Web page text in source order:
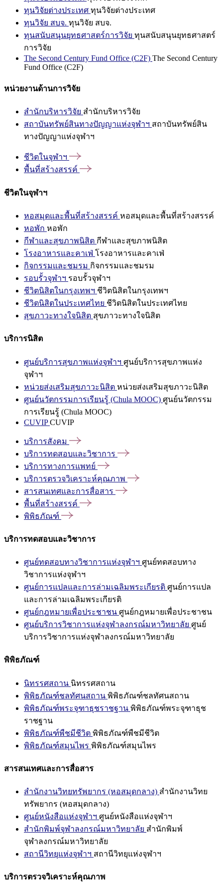
ทุนวิจัยต่างประเทศ ทุนวิจัยต่างประเทศ
ทุนวิจัย สบจ. ทุนวิจัย สบจ.
ทุนสนับสนุนยุทธศาสตร์การวิจัย ทุนสนับสนุนยุทธศาสตร์
การวิจัย
The Second Century Fund Office (C2F) The Second Century
Fund Office (C2F)
หน่วยงานด้านการวิจัย
สำนักบริหารวิจัย สำนักบริหารวิจัย
สถาบันทรัพย์สินทางปัญญาแห่งจุฬาฯ สถาบันทรัพย์สิน
ทางปัญญาแห่งจุฬาฯ
ชีวิตในจุฬาฯ
พื้นที่สร้างสรรค์
ชีวิตในจุฬาฯ
หอสมุดและพื้นที่สร้างสรรค์ หอสมุดและพื้นที่สร้างสรรค์
หอพัก หอพัก
กีฬาและสุขภาพนิสิต กีฬาและสุขภาพนิสิต
โรงอาหารและคาเฟ่ โรงอาหารและคาเฟ่
กิจกรรมและชมรม กิจกรรมและชมรม
รอบรั้วจุฬาฯ รอบรั้วจุฬาฯ
ชีวิตนิสิตในกรุงเทพฯ ชีวิตนิสิตในกรุงเทพฯ
ชีวิตนิสิตในประเทศไทย ชีวิตนิสิตในประเทศไทย
สุขภาวะทางใจนิสิต สุขภาวะทางใจนิสิต
บริการนิสิต
ศูนย์บริการสุขภาพแห่งจุฬาฯ ศูนย์บริการสุขภาพแห่ง
จุฬาฯ
หน่วยส่งเสริมสุขภาวะนิสิต หน่วยส่งเสริมสุขภาวะนิสิต
ศูนย์นวัตกรรมการเรียนรู้ (Chula MOOC) ศูนย์นวัตกรรม
การเรียนรู้ (Chula MOOC)
CUVIPCUVIP
บริการสังคม
บริการทดสอบและวิชาการ
บริการทางการแพทย์
บริการตรวจวิเคราะห์คุณภาพ
สารสนเทศและการสื่อสาร
พื้นที่สร้างสรรค์
พิพิธภัณฑ์
บริการทดสอบและวิชาการ
ศูนย์ทดสอบทางวิชาการแห่งจุฬาฯ ศูนย์ทดสอบทาง
วิชาการแห่งจุฬาฯ
ศูนย์การแปลและการล่ามเฉลิมพระเกียรติ ศูนย์การแปล
และการล่ามเฉลิมพระเกียรติ
ศูนย์กฎหมายเพื่อประชาชน ศูนย์กฎหมายเพื่อประชาชน
ศูนย์บริการวิชาการแห่งจุฬาลงกรณ์มหาวิทยาลัย ศูนย์
บริการวิชาการแห่งจุฬาลงกรณ์มหาวิทยาลัย
พิพิธภัณฑ์
นิทรรศสถาน นิทรรศสถาน
พิพิธภัณฑ์ชลทัศนสถาน พิพิธภัณฑ์ชลทัศนสถาน
พิพิธภัณฑ์พระจุฑาธุชราชฐาน พิพิธภัณฑ์พระจุฑาธุช
ราชฐาน
พิพิธภัณฑ์พืชมีชีวิต พิพิธภัณฑ์พืชมีชีวิต
พิพิธภัณฑ์สมุนไพร พิพิธภัณฑ์สมุนไพร
สารสนเทศและการสื่อสาร
สำนักงานวิทยทรัพยากร (หอสมุดกลาง) สำนักงานวิทย
ทรัพยากร (หอสมุดกลาง)
ศูนย์หนังสือแห่งจุฬาฯ ศูนย์หนังสือแห่งจุฬาฯ
สำนักพิมพ์จุฬาลงกรณ์มหาวิทยาลัย สำนักพิมพ์
จุฬาลงกรณ์มหาวิทยาลัย
สถานีวิทยุแห่งจุฬาฯ สถานีวิทยุแห่งจุฬาฯ
บริการตรวจวิเคราะห์คุณภาพ